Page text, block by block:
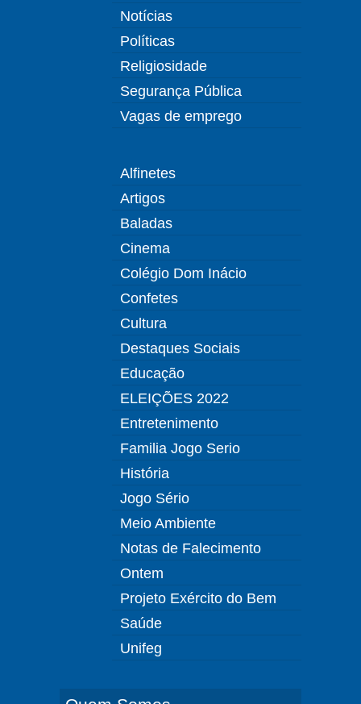
Notícias
Políticas
Religiosidade
Segurança Pública
Vagas de emprego
Alfinetes
Artigos
Baladas
Cinema
Colégio Dom Inácio
Confetes
Cultura
Destaques Sociais
Educação
ELEIÇÕES 2022
Entretenimento
Familia Jogo Serio
História
Jogo Sério
Meio Ambiente
Notas de Falecimento
Ontem
Projeto Exército do Bem
Saúde
Unifeg